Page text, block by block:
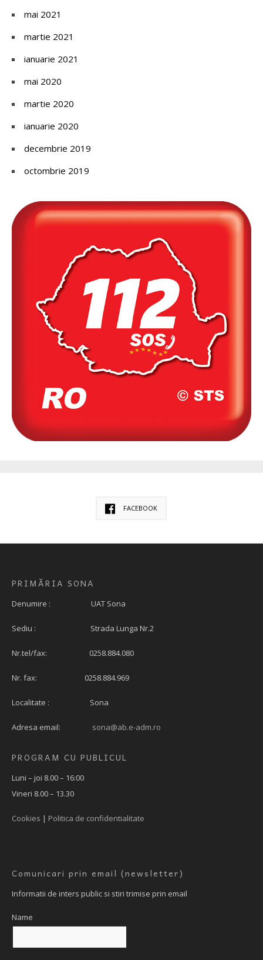
mai 2021
martie 2021
ianuarie 2021
mai 2020
martie 2020
ianuarie 2020
decembrie 2019
octombrie 2019
FACEBOOK
PRIMĂRIA SONA
Denumire : UAT Sona
Sediu : Strada Lunga Nr.2
Nr.tel/fax: 0258.884.080
Nr. fax: 0258.884.969
Localitate : Sona
Adresa email: sona@ab.e-adm.ro
PROGRAM CU PUBLICUL
Luni – joi 8.00 – 16:00
Vineri 8.00 – 13.30
Cookies | Politica de confidentialitate
Comunicari prin email (newsletter)
Informatii de inters public si stiri trimise prin email
Name